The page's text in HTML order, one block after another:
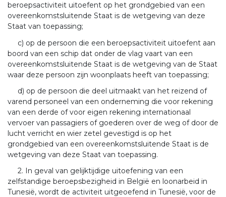
beroepsactiviteit uitoefent op het grondgebied van een
overeenkomstsluitende Staat is de wetgeving van deze
Staat van toepassing;
c) op de persoon die een beroepsactiviteit uitoefent aan
boord van een schip dat onder de vlag vaart van een
overeenkomstsluitende Staat is de wetgeving van de Staat
waar deze persoon zijn woonplaats heeft van toepassing;
d) op de persoon die deel uitmaakt van het reizend of
varend personeel van een onderneming die voor rekening
van een derde of voor eigen rekening internationaal
vervoer van passagiers of goederen over de weg of door de
lucht verricht en wier zetel gevestigd is op het
grondgebied van een overeenkomstsluitende Staat is de
wetgeving van deze Staat van toepassing.
2. In geval van gelijktijdige uitoefening van een
zelfstandige beroepsbezigheid in België en loonarbeid in
Tunesië, wordt de activiteit uitgeoefend in Tunesië, voor de